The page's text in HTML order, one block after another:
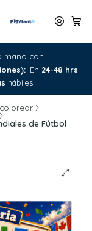
mano con
¡En 24-48 hrs
hábiles.
de Fútbol